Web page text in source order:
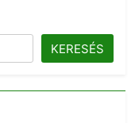
KERESÉS